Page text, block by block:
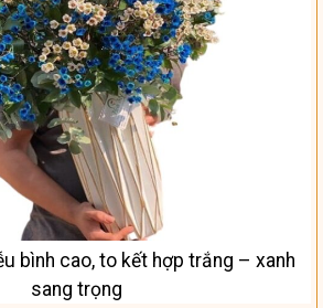
bình cao, to kết hợp trắng – xanh
sang trọng